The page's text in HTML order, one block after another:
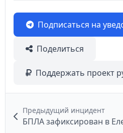
Подписаться на
Поделиться
Поддержать проект
Предыдущий инцидент
БПЛА зафиксирован в